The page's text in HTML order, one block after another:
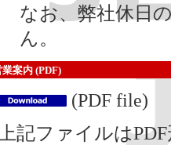
なお、弊社休日
ん。
業案内 (PDF)
(PDF file)
記ファイルは